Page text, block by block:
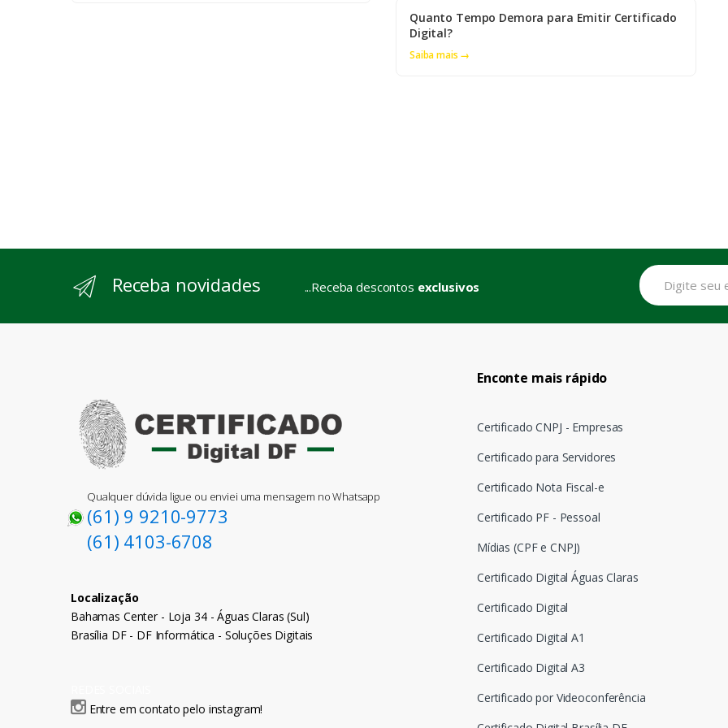
Quanto Tempo Demora para Emitir Certificado
Digital?
Saiba mais →
Receba novidades ...Receba descontos exclusivos
Enconte mais rápido
Certificado CNPJ - Empresas
Certificado para Servidores
Certificado Nota Fiscal-e
Certificado PF - Pessoal
Mídias (CPF e CNPJ)
Certificado Digital Águas Claras
Certificado Digital
Certificado Digital A1
Certificado Digital A3
Certificado por Videoconferência
Qualquer dúvida ligue ou enviei uma mensagem no Whatsapp
(61) 9 9210-9773
(61) 4103-6708
Localização
Bahamas Center - Loja 34 - Águas Claras (Sul)
Brasília DF - DF Informática - Soluções Digitais
Entre em contato pelo instagram!